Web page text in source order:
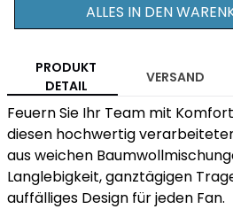
ALLES IN DEN
PRODUKT
DETAIL
VERSAND
Feuern Sie Ihr Team mit
diesen hochwertig
aus weichen
Langlebigkeit, ganztägigen
auffälliges Design für jeden Fan.